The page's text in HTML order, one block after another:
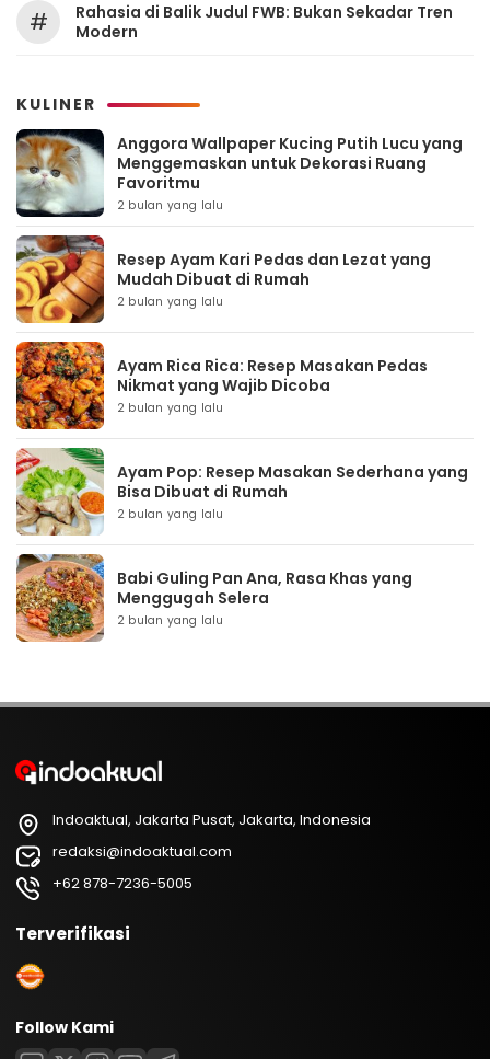
#
Rahasia di Balik Judul FWB: Bukan Sekadar Tren
Modern
KULINER
Anggora Wallpaper Kucing Putih Lucu yang
Menggemaskan untuk Dekorasi Ruang
Favoritmu
2 bulan yang lalu
Resep Ayam Kari Pedas dan Lezat yang
Mudah Dibuat di Rumah
2 bulan yang lalu
Ayam Rica Rica: Resep Masakan Pedas
Nikmat yang Wajib Dicoba
2 bulan yang lalu
Ayam Pop: Resep Masakan Sederhana yang
Bisa Dibuat di Rumah
2 bulan yang lalu
Babi Guling Pan Ana, Rasa Khas yang
Menggugah Selera
2 bulan yang lalu
Indoaktual, Jakarta Pusat, Jakarta, Indonesia
redaksi@indoaktual.com
+62 878-7236-5005
Terverifikasi
Follow Kami